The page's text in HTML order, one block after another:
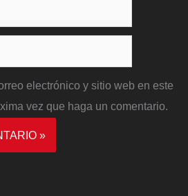
electrónico y sitio web en este
vez que haga un comentario.